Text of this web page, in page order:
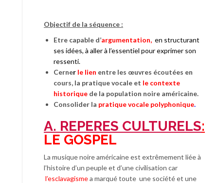
Objectif de la séquence :
Etre capable d’argumentation, en structurant
ses idées, à aller à l’essentiel pour exprimer son
ressenti.
Cerner le lien entre les œuvres écoutées en
cours, la pratique vocale et le contexte
historique de la population noire américaine.
Consolider la pratique vocale polyphonique.
A. REPERES CULTURELS:
LE GOSPEL
La musique noire américaine est extrêmement liée à
l’histoire d’un peuple et d’une civilisation car
l’esclavagismea marqué toute une société et une